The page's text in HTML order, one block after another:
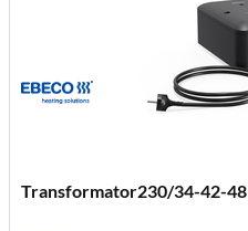
Transformator230/34-42-48